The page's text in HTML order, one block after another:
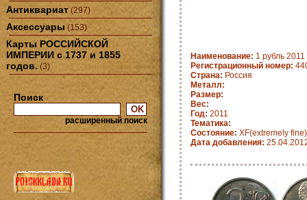
Антиквариат (297)
Аксессуары (153)
Карты РОССИЙСКОЙ
ИМПЕРИИ с 1737 и 1855
годов. (3)
Поиск
расширенный поиск
Наименование: 1 рубль
Регистрационный номер:
Страна: Россия
Металл:
Размер:
Вес:
Год: 2011
Тематика:
Состояние: XF(extremely fine)
Дата добавления: